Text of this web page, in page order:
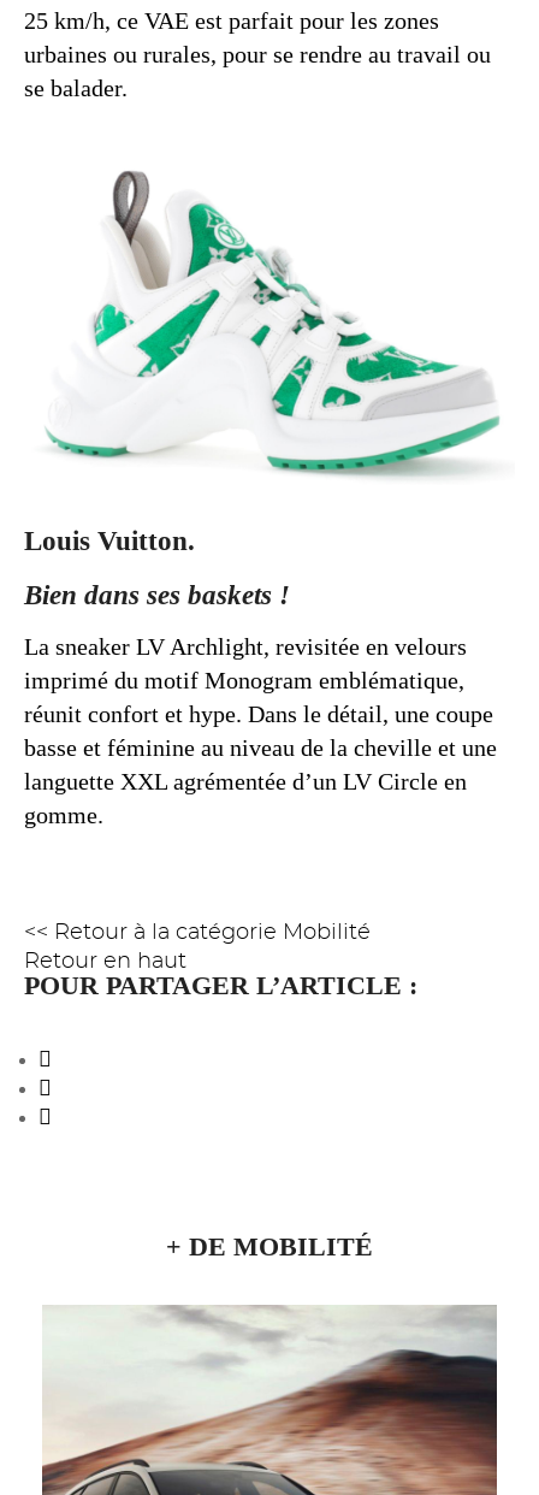
25 km/h, ce VAE est parfait pour les zones
urbaines ou rurales, pour se rendre au travail ou
se balader.
Louis Vuitton.
Bien dans ses baskets !
La sneaker LV Archlight, revisitée en velours
imprimé du motif Monogram emblématique,
réunit confort et hype. Dans le détail, une coupe
basse et féminine au niveau de la cheville et une
languette XXL agrémentée d’un LV Circle en
gomme.
<< Retour à la catégorie Mobilité
Retour en haut
POUR PARTAGER L’ARTICLE :
+ DE MOBILITÉ